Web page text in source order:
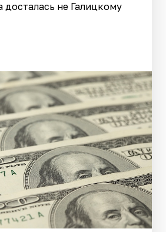
досталась не Галицкому